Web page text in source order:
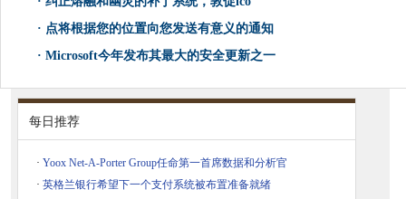
· 点将根据您的位置向您发送有意义的通知
· Microsoft今年发布其最大的安全更新之一
每日推荐
· Yoox Net-A-Porter Group任命第一首席数据和分析官
· 英格兰银行希望下一个支付系统被布置准备就绪